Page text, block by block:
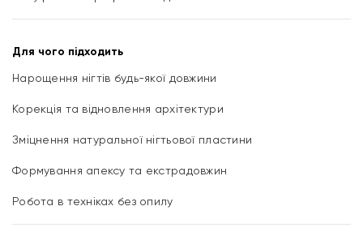
Для чого підходить
Нарощення нігтів будь-якої довжини
Корекція та відновлення архітектури
Зміцнення натуральної нігтьової пластини
Формування апексу та екстрадовжин
Робота в техніках без опилу